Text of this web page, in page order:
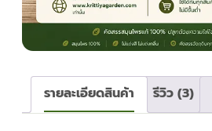
รายละเอียดสินค้า รีวิว (3)